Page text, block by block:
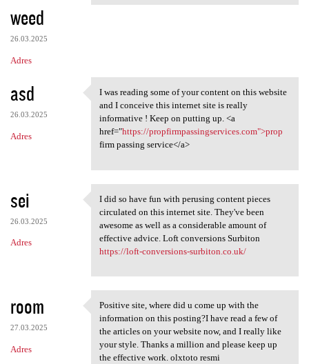
weed
26.03.2025
Adres
asd
26.03.2025
Adres
I was reading some of your
I was reading some of your content on this website
and I conceive this internet site is really
informative ! Keep on putting up. <a
href="https://propfirmpassingservices.com">prop
firm passing service</a>
sei
26.03.2025
Adres
I did so have fun with
I did so have fun with perusing content pieces
circulated on this internet site. They've been
awesome as well as a considerable amount of
effective advice. Loft conversions Surbiton
https://loft-conversions-surbiton.co.uk/
room
27.03.2025
Adres
Positive site, where did u
Positive site, where did u come up with the
information on this posting?I have read a few of
the articles on your website now, and I really like
your style. Thanks a million and please keep up
the effective work. olxtoto resmi